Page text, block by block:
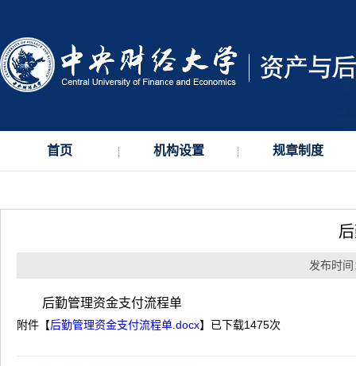
首页 机构设置 规章制度
发布时
后勤管理资金支付流程单
附件【后勤管理资金支付流程单.docx】已下载1475次